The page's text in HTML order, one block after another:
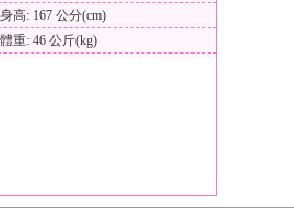
身高: 167 公分(cm)
體重: 46 公斤(kg)